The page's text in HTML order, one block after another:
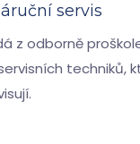
servis
z odborně
techniků,